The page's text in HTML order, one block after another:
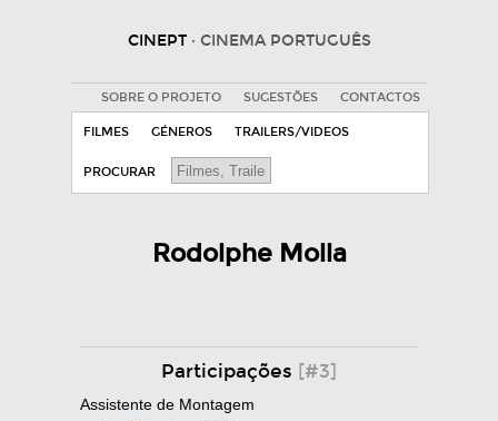
CINEPT · CINEMA PORTUGUÊS
SOBRE O PROJETO SUGESTÕES CONTACTOS
FILMES GÉNEROS TRAILERS/VIDEOS
PROCURAR
Rodolphe Molla
Participações [#3]
Assistente de Montagem